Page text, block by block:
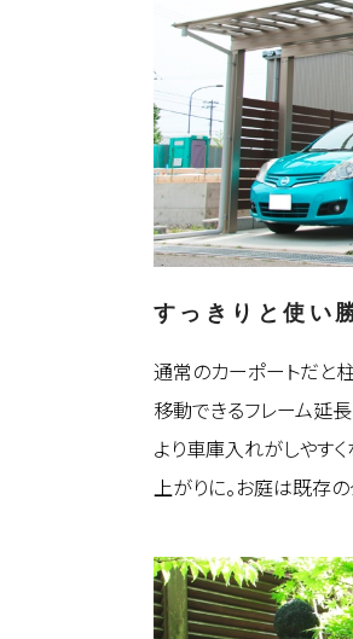
すっきりと使い
通常のカーポートだと
移動できるフレーム延
より車庫入れがしやすく
上がりに。お庭は既存